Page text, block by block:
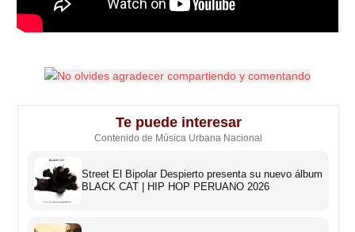
Te puede interesar
Contenido de Música Urbana Nacional
Street El Bipolar Despierto presenta su nuevo álbum
BLACK CAT | HIP HOP PERUANO 2026